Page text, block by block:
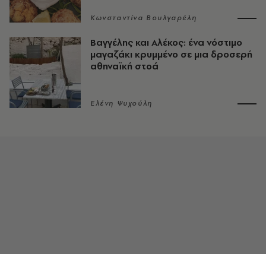
Κωνσταντίνα Βουλγαρέλη
Βαγγέλης και Αλέκος: ένα νόστιμο
μαγαζάκι κρυμμένο σε μια δροσερή
αθηναϊκή στοά
Ελένη Ψυχούλη